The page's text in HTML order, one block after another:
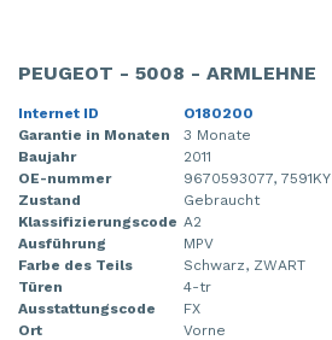
PEUGEOT - 5008 - ARMLEHNE
Internet ID
O180200
Garantie in Monaten
3 Monate
Baujahr
2011
OE-nummer
9670593077, 7591KY
Zustand
Gebraucht
Klassifizierungscode A2
Ausführung
MPV
Farbe des Teils
Schwarz, ZWART
Türen
4-tr
Ausstattungscode
FX
Ort
Vorne